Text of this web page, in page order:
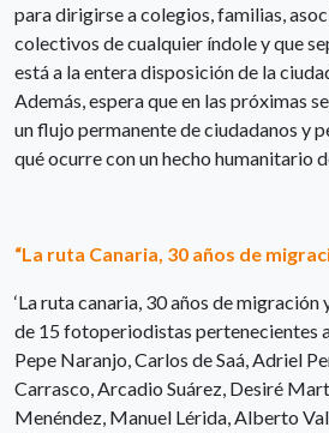
para dirigirse a colegios, familias,
colectivos de cualquier índole y que
está a la entera disposición de la
Además, espera que en las próximas
un flujo permanente de ciudadanos y
qué ocurre con un hecho humanitario
“La ruta Canaria, 30 años de
‘La ruta canaria, 30 años de migración
de 15 fotoperiodistas pertenecientes
Pepe Naranjo, Carlos de Saá, Adriel
Carrasco, Arcadio Suárez, Desiré
Menéndez, Manuel Lérida, Alberto